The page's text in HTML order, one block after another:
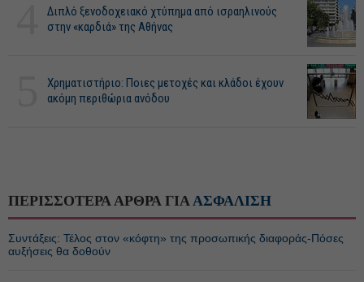
Διπλό ξενοδοχειακό χτύπημα από ισραηλινούς
στην «καρδιά» της Αθήνας
Χρηματιστήριο: Ποιες μετοχές και κλάδοι έχουν
ακόμη περιθώρια ανόδου
ΠΕΡΙΣΣΟΤΕΡΑ ΑΡΘΡΑ ΓΙΑΑΣΦΑΛΙΣΗ
Συντάξεις: Τέλος στον «κόφτη» της προσωπικής διαφοράς-Πόσες
αυξήσεις θα δοθούν